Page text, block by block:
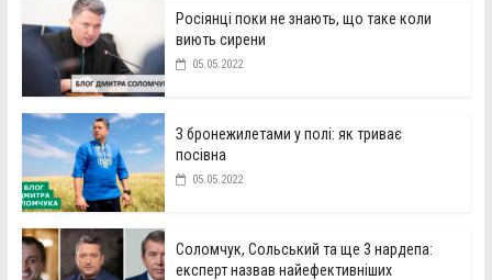
Росіянці поки не знають, що таке коли
виють сирени
05.05.2022
З бронежилетами у полі: як триває
посівна
05.05.2022
Соломчук, Сольський та ще 3 нардепа:
експерт назвав найефективніших